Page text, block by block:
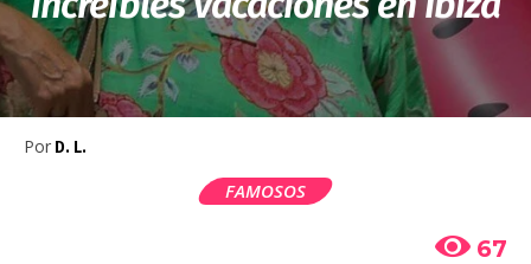
Por D. L.
FAMOSOS
67